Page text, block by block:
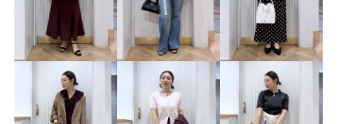
2WAYで使える ICEBEAUTY Ssize_akisuda Tシャツ
UVケア VIS_2026SS_POLO VIS_2026SS_POLO2
vis_26ssbag vis_26ss_summergoods
vis_26ss_summertops vis_br31 VIS_ceremony_2026